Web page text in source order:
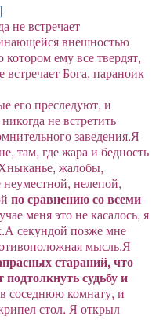
не встречает
внешностью
котором ему все твердят,
Бога, параноик
его преследуют, и
не встретить
заведения.Я
там, где жара и бедность
жалобы,
неуместной, нелепой,
по сравнению со всеми
меня это не касалось, я
секундой позже мне
мысль.Я
стараний, что
судьбу и
соседнююкомнату, и
стол. Я открыл